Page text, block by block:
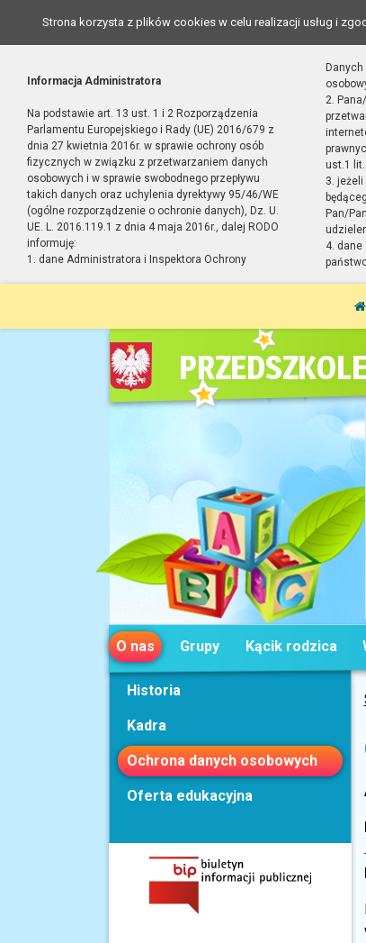
Strona korzysta z plików cookies w celu realizacji usług i
Informacja Administratora
Na podstawie art. 13 ust. 1 i 2 Rozporządzenia
Parlamentu Europejskiego i Rady (UE) 2016/679 z
dnia 27 kwietnia 2016r. w sprawie ochrony osób
fizycznych w związku z przetwarzaniem danych
osobowych i w sprawie swobodnego przepływu
takich danych oraz uchylenia dyrektywy 95/46/WE
(ogólne rozporządzenie o ochronie danych), Dz. U.
UE. L. 2016.119.1 z dnia 4 maja 2016r., dalej RODO
informuję:
1. dane Administratora i Inspektora Ochrony
2.
ust.1
3.
Pan/
4. dane
O nas Grupy Kącik rodzica
Historia
Kadra
Ochrona danych osobowych
Oferta edukacyjna